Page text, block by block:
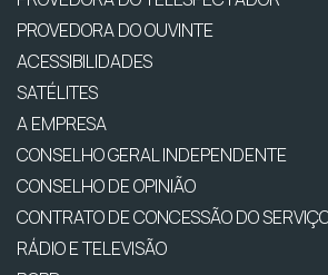
PROVEDORA DO OUVINTE
ACESSIBILIDADES
SATÉLITES
A EMPRESA
CONSELHO GERAL INDEPENDENTE
CONSELHO DE OPINIÃO
CONTRATO DE CONCESSÃO DO
RÁDIO E TELEVISÃO